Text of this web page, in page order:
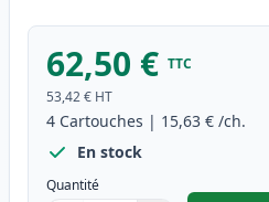
62,50 € TTC
53,42 € HT
4 Cartouches | 15,63 € /ch.
En stock
Quantité